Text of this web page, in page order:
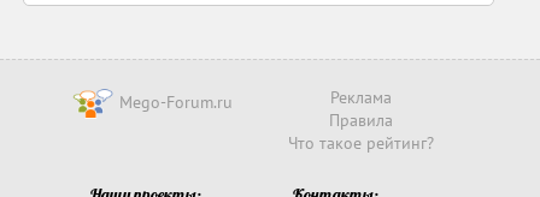
Mego-Forum.ru
Реклама
Правила
Что такое рейтинг?